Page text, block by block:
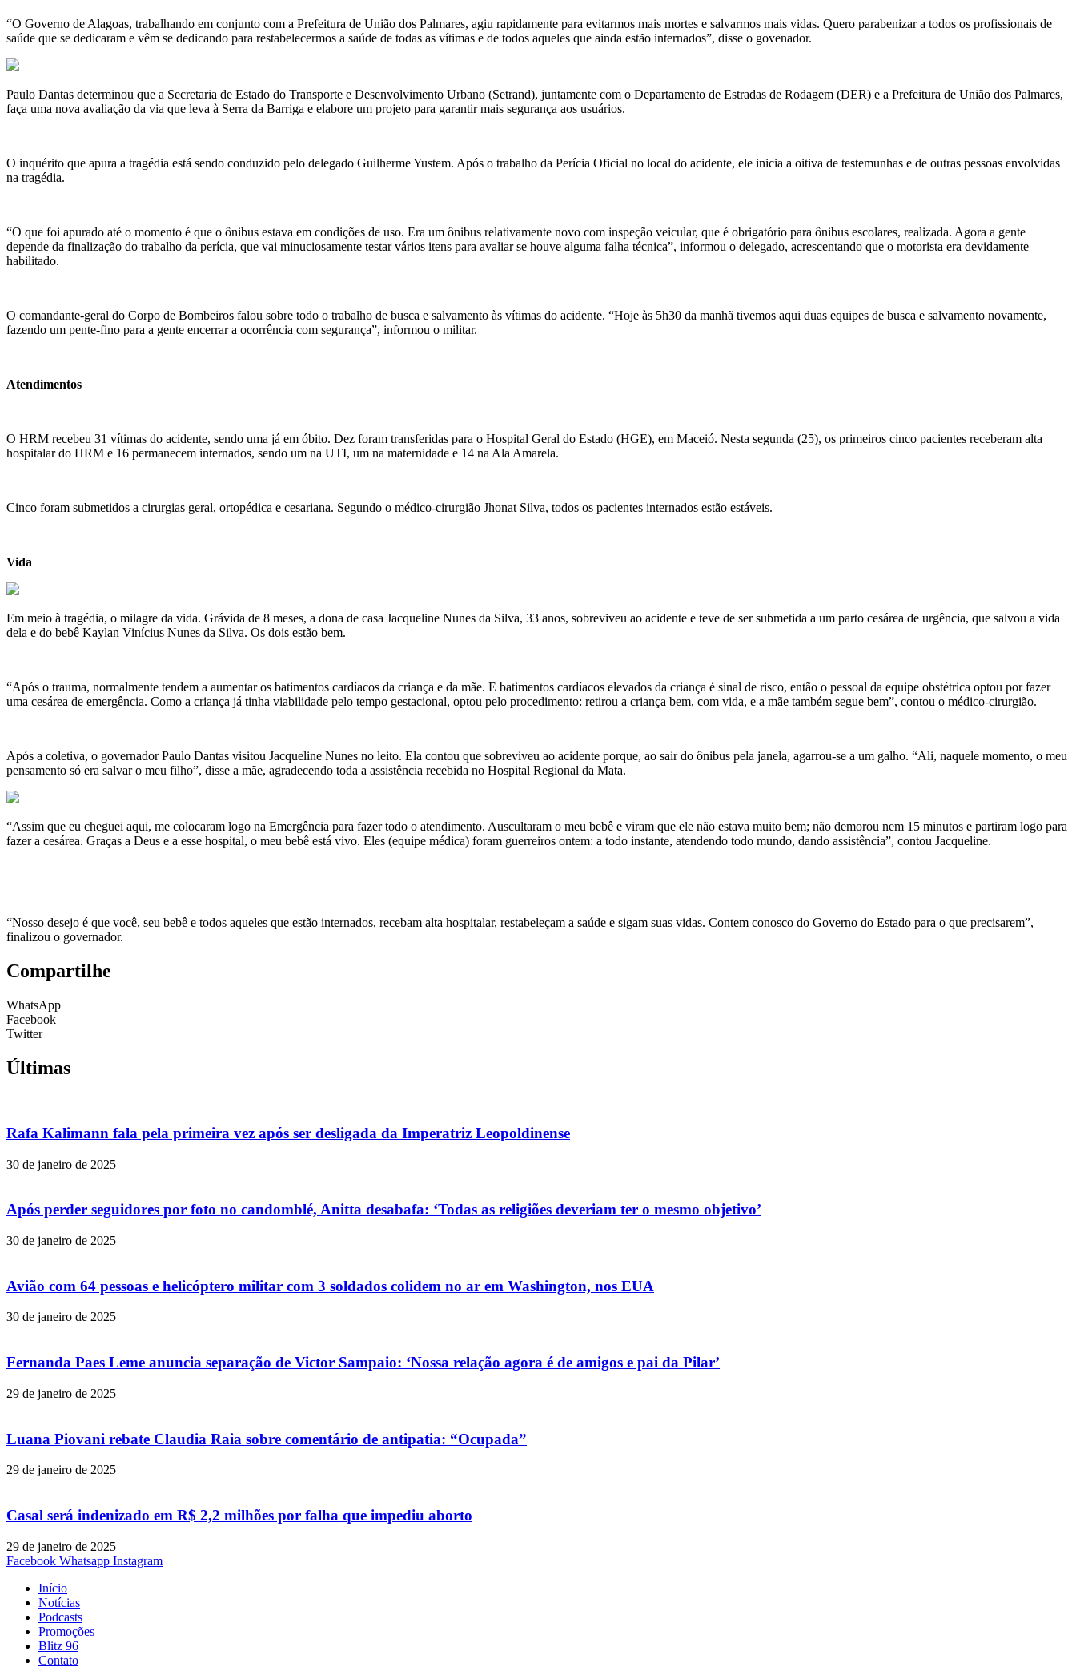
“O Governo de Alagoas, trabalhando em conjunto com a Prefeitura de União dos Palmares, agiu rapidamente para evitarmos mais mortes e salvarmos mais vidas. Quero parabenizar a todos os profissionais de
saúde que se dedicaram e vêm se dedicando para restabelecermos a saúde de todas as vítimas e de todos aqueles que ainda estão internados”, disse o govenador.
Paulo Dantas determinou que a Secretaria de Estado do Transporte e Desenvolvimento Urbano (Setrand), juntamente com o Departamento de Estradas de Rodagem (DER) e a Prefeitura de União dos Palmares,
faça uma nova avaliação da via que leva à Serra da Barriga e elabore um projeto para garantir mais segurança aos usuários.
O inquérito que apura a tragédia está sendo conduzido pelo delegado Guilherme Yustem. Após o trabalho da Perícia Oficial no local do acidente, ele inicia a oitiva de testemunhas e de outras pessoas envolvidas
na tragédia.
“O que foi apurado até o momento é que o ônibus estava em condições de uso. Era um ônibus relativamente novo com inspeção veicular, que é obrigatório para ônibus escolares, realizada. Agora a gente
depende da finalização do trabalho da perícia, que vai minuciosamente testar vários itens para avaliar se houve alguma falha técnica”, informou o delegado, acrescentando que o motorista era devidamente
habilitado.
O comandante-geral do Corpo de Bombeiros falou sobre todo o trabalho de busca e salvamento às vítimas do acidente. “Hoje às 5h30 da manhã tivemos aqui duas equipes de busca e salvamento novamente,
fazendo um pente-fino para a gente encerrar a ocorrência com segurança”, informou o militar.
Atendimentos
O HRM recebeu 31 vítimas do acidente, sendo uma já em óbito. Dez foram transferidas para o Hospital Geral do Estado (HGE), em Maceió. Nesta segunda (25), os primeiros cinco pacientes receberam alta
hospitalar do HRM e 16 permanecem internados, sendo um na UTI, um na maternidade e 14 na Ala Amarela.
Cinco foram submetidos a cirurgias geral, ortopédica e cesariana. Segundo o médico-cirurgião Jhonat Silva, todos os pacientes internados estão estáveis.
Vida
Em meio à tragédia, o milagre da vida. Grávida de 8 meses, a dona de casa Jacqueline Nunes da Silva, 33 anos, sobreviveu ao acidente e teve de ser submetida a um parto cesárea de urgência, que salvou a vida
dela e do bebê Kaylan Vinícius Nunes da Silva. Os dois estão bem.
“Após o trauma, normalmente tendem a aumentar os batimentos cardíacos da criança e da mãe. E batimentos cardíacos elevados da criança é sinal de risco, então o pessoal da equipe obstétrica optou por fazer
uma cesárea de emergência. Como a criança já tinha viabilidade pelo tempo gestacional, optou pelo procedimento: retirou a criança bem, com vida, e a mãe também segue bem”, contou o médico-cirurgião.
Após a coletiva, o governador Paulo Dantas visitou Jacqueline Nunes no leito. Ela contou que sobreviveu ao acidente porque, ao sair do ônibus pela janela, agarrou-se a um galho. “Ali, naquele momento, o meu
pensamento só era salvar o meu filho”, disse a mãe, agradecendo toda a assistência recebida no Hospital Regional da Mata.
“Assim que eu cheguei aqui, me colocaram logo na Emergência para fazer todo o atendimento. Auscultaram o meu bebê e viram que ele não estava muito bem; não demorou nem 15 minutos e partiram logo para
fazer a cesárea. Graças a Deus e a esse hospital, o meu bebê está vivo. Eles (equipe médica) foram guerreiros ontem: a todo instante, atendendo todo mundo, dando assistência”, contou Jacqueline.
“Nosso desejo é que você, seu bebê e todos aqueles que estão internados, recebam alta hospitalar, restabeleçam a saúde e sigam suas vidas. Contem conosco do Governo do Estado para o que precisarem”,
finalizou o governador.
Compartilhe
WhatsApp
Facebook
Twitter
Últimas
Rafa Kalimann fala pela primeira vez após ser desligada da Imperatriz Leopoldinense
30 de janeiro de 2025
Após perder seguidores por foto no candomblé, Anitta desabafa: ‘Todas as religiões deveriam ter o mesmo objetivo’
30 de janeiro de 2025
Avião com 64 pessoas e helicóptero militar com 3 soldados colidem no ar em Washington, nos EUA
30 de janeiro de 2025
Fernanda Paes Leme anuncia separação de Victor Sampaio: ‘Nossa relação agora é de amigos e pai da Pilar’
29 de janeiro de 2025
Luana Piovani rebate Claudia Raia sobre comentário de antipatia: “Ocupada”
29 de janeiro de 2025
Casal será indenizado em R$ 2,2 milhões por falha que impediu aborto
29 de janeiro de 2025
Facebook Whatsapp Instagram
Início
Notícias
Podcasts
Promoções
Blitz 96
Contato